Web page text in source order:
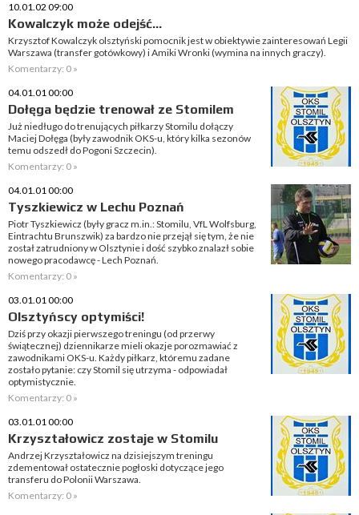
10.01.02 09:00
Kowalczyk może odejść...
Krzysztof Kowalczyk olsztyński pomocnik jest w obiektywie zainteresowań Legii
Warszawa (transfer gotówkowy) i Amiki Wronki (wymina na innych graczy).
Komentarzy: 0 »
04.01.01 00:00
Dołęga będzie trenował ze Stomilem
Już niedługo do trenujących piłkarzy Stomilu dołączy
Maciej Dołęga (były zawodnik OKS-u, który kilka sezonów
temu odszedł do Pogoni Szczecin).
Komentarzy: 0 »
04.01.01 00:00
Tyszkiewicz w Lechu Poznań
Piotr Tyszkiewicz (były gracz m.in.: Stomilu, VfL Wolfsburg,
Eintrachtu Brunszwik) za bardzo nie przejął się tym, że nie
został zatrudniony w Olsztynie i dość szybko znalazł sobie
nowego pracodawcę - Lech Poznań.
Komentarzy: 0 »
03.01.01 00:00
Olsztyńscy optymiści!
Dziś przy okazji pierwszego treningu (od przerwy
świątecznej) dziennikarze mieli okazje porozmawiać z
zawodnikami OKS-u. Każdy piłkarz, któremu zadane
zostało pytanie: czy Stomil się utrzyma - odpowiadał
optymistycznie.
Komentarzy: 0 »
03.01.01 00:00
Krzyształowicz zostaje w Stomilu
Andrzej Krzyształowicz na dzisiejszym treningu
zdementował ostatecznie pogłoski dotyczące jego
transferu do Polonii Warszawa.
Komentarzy: 0 »